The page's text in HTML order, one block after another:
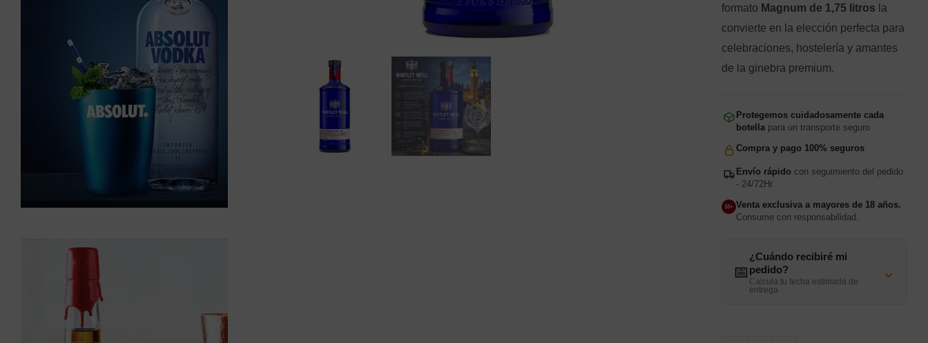
formato Magnum de 1,75 litros la
convierte en la elección perfecta para
celebraciones, hostelería y amantes
de la ginebra premium.
Protegemos cuidadosamente cada
botella para un transporte seguro
Compra y pago 100% seguros
Envío rápido con seguimiento del pedido
- 24/72Hr.
18+ Venta exclusiva a mayores de 18 años.
Consume con responsabilidad.
📅
¿Cuándo recibiré mi
pedido?
Calcula tu fecha estimada de
entrega
⌄